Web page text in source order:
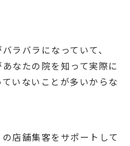
ラバラになっていて、
なたの院を知って実際に
いないことが多いからな
店舗集客をサポートして